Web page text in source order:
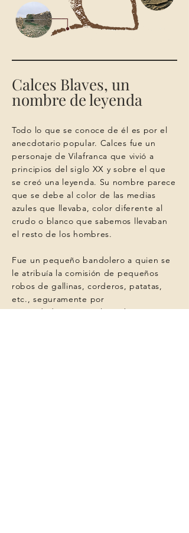
Calces Blaves, un
nombre de leyenda
Todo lo que se conoce de él es por el
anecdotario popular. Calces fue un
personaje de Vilafranca que vivió a
principios del siglo XX y sobre el que
se creó una leyenda. Su nombre parece
que se debe al color de las medias
azules que llevaba, color diferente al
crudo o blanco que sabemos llevaban
el resto de los hombres.
Fue un pequeño bandolero a quien se
le atribuía la comisión de pequeños
robos de gallinas, corderos, patatas,
etc., seguramente por
necesidad.Nunca se le atribuyeron